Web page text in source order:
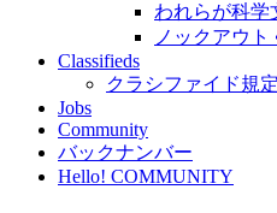
われらが科学
ノックアウト
Classifieds
クラシファイド規定
Jobs
Community
バックナンバー
Hello! COMMUNITY